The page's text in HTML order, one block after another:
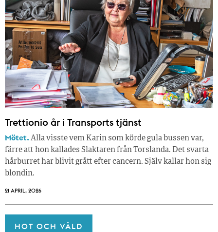
Trettionio år i Transports tjänst
Mötet.Alla visste vem Karin som körde gula bussen var,
färre att hon kallades Slaktaren från Torslanda. Det svarta
hårburret har blivit grått efter cancern. Själv kallar hon sig
blondin.
21 APRIL, 2026
HOT OCH VÅLD